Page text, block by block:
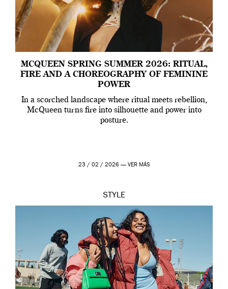
MCQUEEN SPRING SUMMER 2026: RITUAL,
FIRE AND A CHOREOGRAPHY OF FEMININE
POWER
In a scorched landscape where ritual meets rebellion,
McQueen turns fire into silhouette and power into
posture.
23 / 02 / 2026 — VER MÁS
STYLE